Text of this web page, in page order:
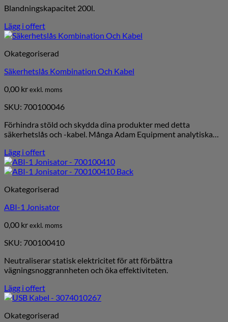
Blandningskapacitet 200l.
Lägg i offert
Okategoriserad
Säkerhetslås Kombination Och Kabel
0,00 krexkl. moms
SKU: 700100046
Förhindra stöld och skydda dina produkter med detta
säkerhetslås och -kabel. Många Adam Equipment analytiska…
Lägg i offert
Okategoriserad
ABI-1 Jonisator
0,00 krexkl. moms
SKU: 700100410
Neutraliserar statisk elektricitet för att förbättra
vägningsnoggrannheten och öka effektiviteten.
Lägg i offert
Okategoriserad